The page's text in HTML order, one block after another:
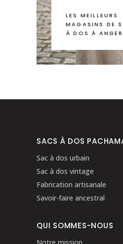
LES MEILLEURS
MAGASINS DE
À DOS À
SACS À DOS
Sac à dos urbain
Sac à dos vintage
Fabrication artisanale
Savoir-faire ancestral
QUI SOMMES-NOUS